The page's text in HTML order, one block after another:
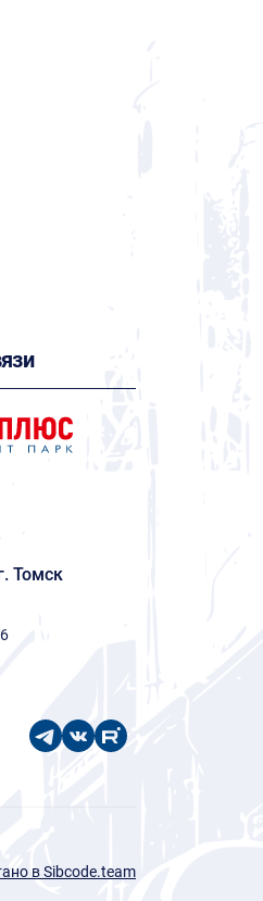
Томск
в Sibcode.team